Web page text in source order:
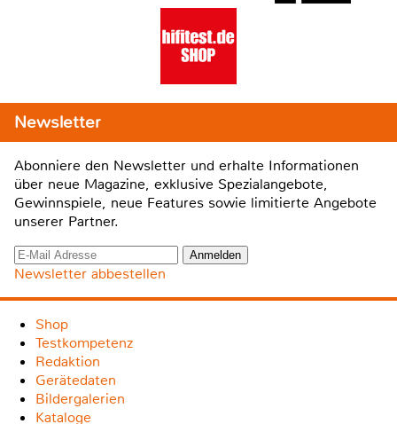
Newsletter
Abonniere den Newsletter und erhalte Informationen
über neue Magazine, exklusive Spezialangebote,
Gewinnspiele, neue Features sowie limitierte Angebote
unserer Partner.
Newsletter abbestellen
Shop
Testkompetenz
Redaktion
Gerätedaten
Bildergalerien
Kataloge